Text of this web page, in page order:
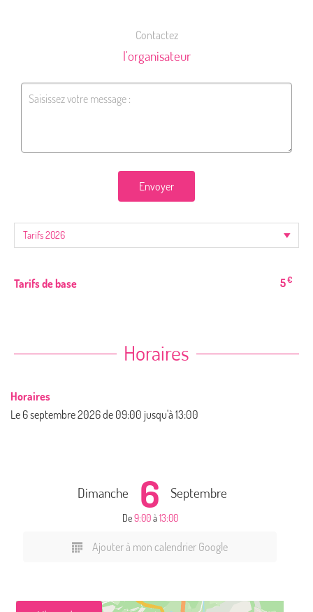
Contactez
l'organisateur
Envoyer
Tarifs de base 5€
Horaires
Horaires
Le 6 septembre 2026de 09:00 jusqu'à 13:00
Dimanche 6 Septembre
De9:00à13:00
Ajouter à mon calendrier Google